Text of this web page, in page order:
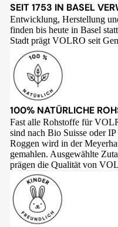
SEIT 1753 IN BASEL
Entwicklung, Herstellung
finden bis heute in Basel
Stadt prägt VOLRO seit
100% NATÜRLICHE
Fast alle Rohstoffe für
sind nach Bio Suisse oder
Roggen wird in der
gemahlen. Ausgewählte
prägen die Qualität von